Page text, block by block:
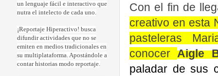
Con el fin de
creativo en esta
pasteleras
conocerAigle
paladar de sus
un lenguaje fácil e interactivo que
nutra el intelecto de cada uno.
¡Reportaje Hiperactivo! busca
difundir actividades que no se
emiten en medios tradicionales en
su multiplataforma. Apostándole a
contar historias modo reportaje.